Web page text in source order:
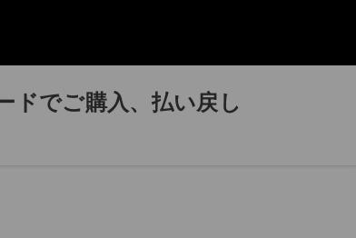
ドでご購入、払い戻し